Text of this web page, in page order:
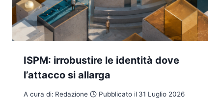
ISPM: irrobustire le identità dove
l’attacco si allarga
A cura di: Redazione Pubblicato il 31 Luglio 2026